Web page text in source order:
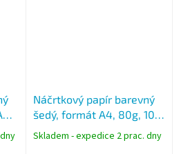
Náčrtkový papír barevný
šedý, formát A4, 80g, 100
listů
Skladem - expedice 2 prac. dny